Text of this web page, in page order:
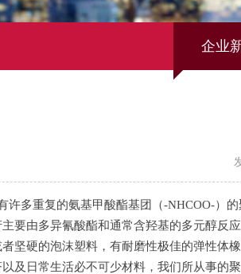
企业
许多重复的氨基甲酸酯基团（-NHCOO-）
要由多异氰酸酯和通常含羟基的多元醇
坚硬的泡沫塑料，有耐磨性极佳的弹性体
及日常生活必不可少材料，我们所从事的